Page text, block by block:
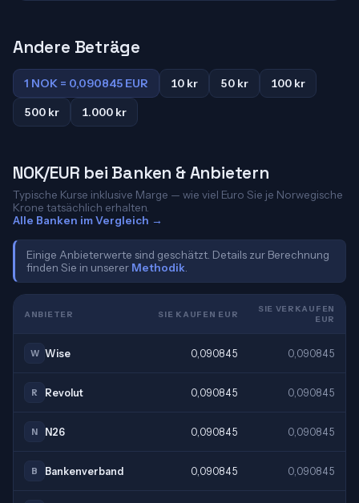
Andere Beträge
1 NOK = 0,090845 EUR 10 kr 50 kr
100 kr
500 kr
1.000 kr
NOK/EUR bei Banken & Anbietern
Typische Kurse inklusive Marge — wie viel Euro Sie je Norwegische
Krone tatsächlich erhalten.
Alle Banken im Vergleich →
Einige Anbieterwerte sind geschätzt. Details zur Berechnung
finden Sie in unserer Methodik
ANBIETER SIE KAUFEN EUR
SIE VERKAUFEN
EUR
W Wise 0,090845 0,090845
R Revolut 0,090845 0,090845
N N26 0,090845 0,090845
B Bankenverband 0,090845 0,090845